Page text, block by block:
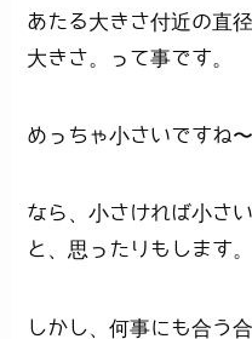
あたる大きさ付近の直
大きさ。って事です。
めっちゃ小さいですね〜
なら、小さければ小さ
と、思ったりもします。
しかし、何事にも合う